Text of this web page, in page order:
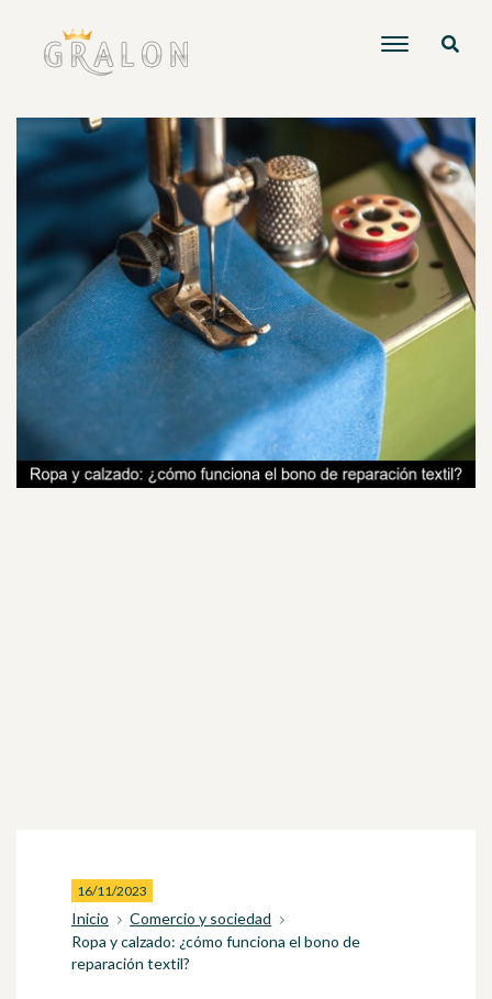
16/11/2023
Inicio
Comercio y sociedad
Ropa y calzado: ¿cómo funciona el bono de
reparación textil?